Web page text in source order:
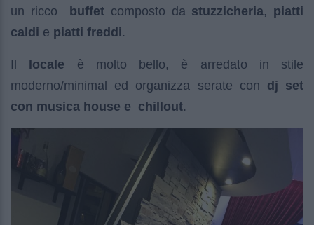
un ricco
buffet composto da stuzzicheria, piatti
caldi e piatti freddi.
Il locale è molto bello, è arredato in stile
moderno/minimal ed organizza serate con dj set
con musica house e chillout.